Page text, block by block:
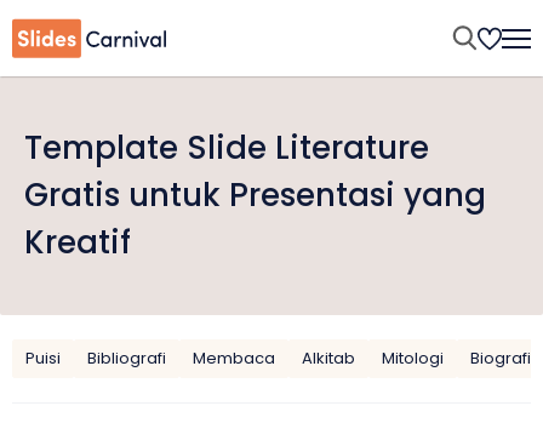
Template Slide Literature
Gratis untuk Presentasi yang
Kreatif
Puisi Bibliografi Membaca Alkitab Mitologi Biografi